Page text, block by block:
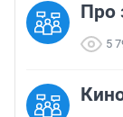
Про
5